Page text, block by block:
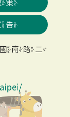
策
告
國南路二